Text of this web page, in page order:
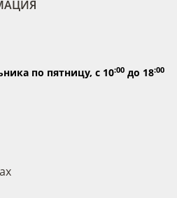
по пятницу, с 10:00 до 18:00